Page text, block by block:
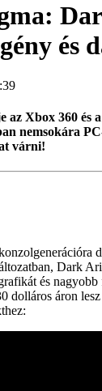
és
az Xbox 360 és
nemsokára
várni!
Dark
és nagyobb
dolláros áron